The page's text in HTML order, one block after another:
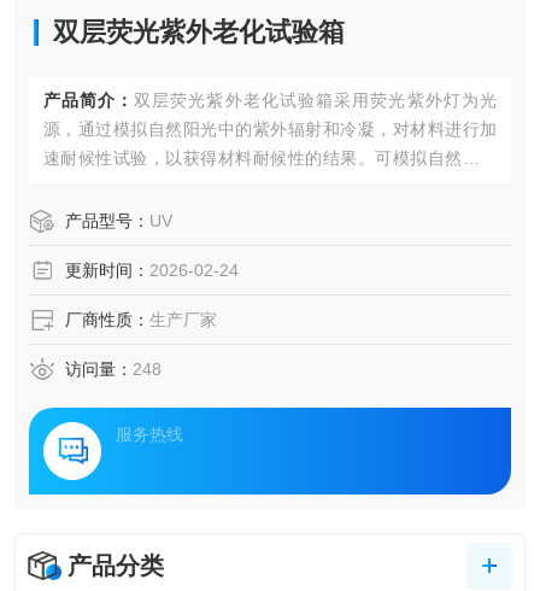
双层荧光紫外老化试验箱
产品简介： 双层荧光紫外老化试验箱采用荧光紫外灯为光
源，通过模拟自然阳光中的紫外辐射和冷凝，对材料进行加
速耐候性试验，以获得材料耐候性的结果。可模拟自然气候
过重现这些条件，合并成一个循环，并让它自动执行完成循
产品型号： UV
更新时间： 2026-02-24
厂商性质： 生产厂家
访问量： 248
服务热线
产品分类